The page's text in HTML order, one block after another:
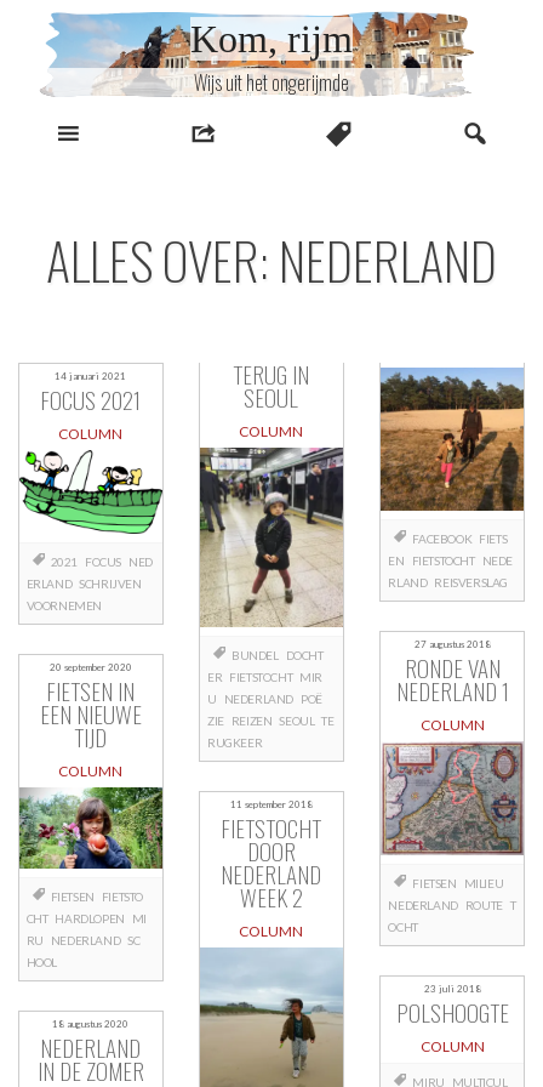
inhoud
Kom, rijm
Wijs uit het ongerijmde
ALLES OVER: NEDERLAND
14 januari 2021
FOCUS 2021
COLUMN
2021 FOCUS NED
ERLAND SCHRIJVEN
VOORNEMEN
20 september 2020
FIETSEN IN
EEN NIEUWE
TIJD
COLUMN
FIETSEN
FIETSTO
CHT HARDLOPEN
MI
RU
NEDERLAND SC
HOOL
18 augustus 2020
NEDERLAND
IN DE ZOMER
TERUG IN
SEOUL
COLUMN
BUNDEL
DOCHT
ER FIETSTOCHT MIR
U
NEDERLAND POË
ZIE
REIZEN SEOUL
TE
RUGKEER
11 september 2018
FIETSTOCHT
DOOR
NEDERLAND
WEEK 2
COLUMN
FACEBOOK FIETS
EN
FIETSTOCHT
NEDE
RLAND REISVERSLAG
27 augustus 2018
RONDE VAN
NEDERLAND 1
COLUMN
FIETSEN
MILIEU
NEDERLAND
ROUTE T
OCHT
23 juli 2018
POLSHOOGTE
COLUMN
MIRU
MULTICUL